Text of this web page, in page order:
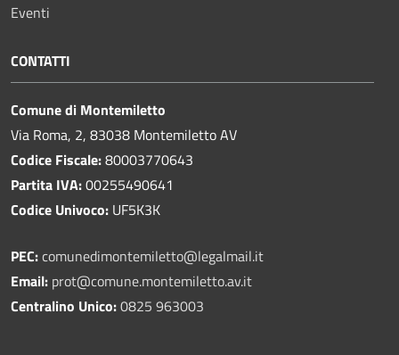
Eventi
CONTATTI
Comune di Montemiletto
Via Roma, 2, 83038 Montemiletto AV
Codice Fiscale:80003770643
Partita IVA:00255490641
Codice Univoco: UF5K3K
PEC:comunedimontemiletto@legalmail.it
Email: prot@comune.montemiletto.av.it
Centralino Unico:0825 963003